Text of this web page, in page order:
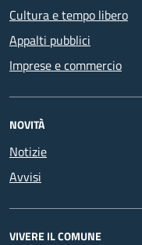
Cultura e tempo libero
Appalti pubblici
Imprese e commercio
NOVITÀ
Notizie
Avvisi
VIVERE IL COMUNE